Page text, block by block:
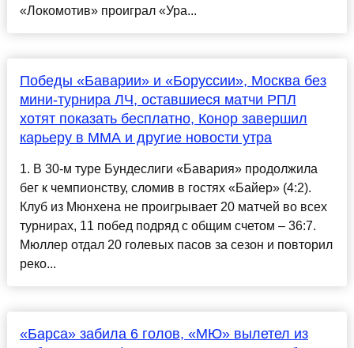
«Локомотив» проиграл «Ура...
Победы «Баварии» и «Боруссии», Москва без
мини-турнира ЛЧ, оставшиеся матчи РПЛ
хотят показать бесплатно, Конор завершил
карьеру в MMA и другие новости утра
1. В 30-м туре Бундеслиги «Бавария» продолжила
бег к чемпионству, сломив в гостях «Байер» (4:2).
Клуб из Мюнхена не проигрывает 20 матчей во всех
турнирах, 11 побед подряд с общим счетом – 36:7.
Мюллер отдал 20 голевых пасов за сезон и повторил
реко...
«Барса» забила 6 голов, «МЮ» вылетел из